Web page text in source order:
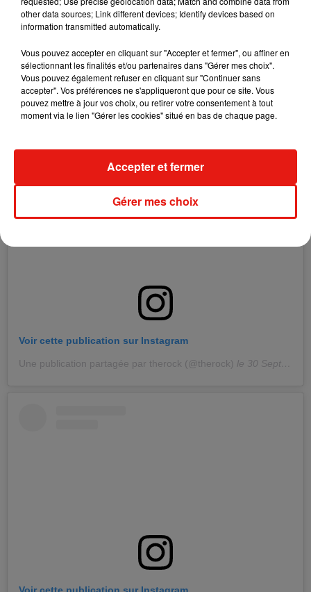
Voir cette publication sur Instagram
Une publication partagée par therock (@therock)le30 Sept. 2020 à 5 :21 PDT
Voir cette publication sur Instagram
Une publication partagée par therock (@therock) le 30 Sept. 2020 à 5 :12 PDT
other data sources; Link different devices; Identify devices based on
information transmitted automatically.
Vous pouvez accepter en cliquant sur "Accepter et fermer", ou affiner en
sélectionnant les finalités et/ou partenaires dans "Gérer mes choix".
Vous pouvez également refuser en cliquant sur "Continuer sans
accepter". Vos préférences ne s'appliqueront que pour ce site. Vous
pouvez mettre à jour vos choix, ou retirer votre consentement à tout
moment via le lien "Gérer les cookies" situé en bas de chaque page.
Gérer mes choix
Accepter et fermer